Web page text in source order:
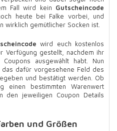
Fall wird kein Gutscheincode
heute bei Falke vorbei, und
wirklich gemütlicher Socken ist.
wird euch kostenlos
Verfügung gestellt, nachdem ihr
ausgewählt habt. Nun
dafür vorgesehene Feld des
und bestätigt werden. Ob
einen bestimmten Warenwert
den jeweiligen Coupon Details
und Größen